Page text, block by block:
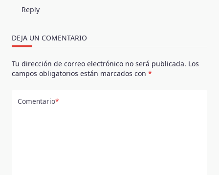
Reply
DEJA UN COMENTARIO
Tu dirección de correo electrónico no será publicada. Los
campos obligatorios están marcados con *
Comentario*